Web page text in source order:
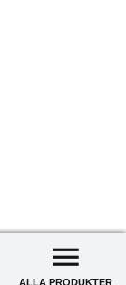
ALLA PRODUKTER